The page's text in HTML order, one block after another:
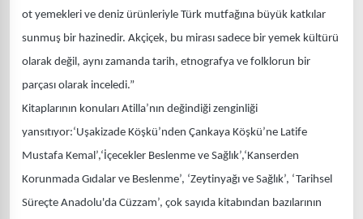
ot yemekleri ve deniz ürünleriyle Türk mutfağına büyük katkılar
sunmuş bir hazinedir. Akçiçek, bu mirası sadece bir yemek kültürü
olarak değil, aynı zamanda tarih, etnografya ve folklorun bir
parçası olarak inceledi.”
Kitaplarının konuları Atilla’nın değindiği zenginliği
yansıtıyor:‘Uşakizade Köşkü’nden Çankaya Köşkü’ne Latife
Mustafa Kemal’,‘İçecekler Beslenme ve Sağlık’,‘Kanserden
Korunmada Gıdalar ve Beslenme’, ‘Zeytinyağı ve Sağlık’, ‘Tarihsel
Süreçte Anadolu'da Cüzzam’, çok sayıda kitabından bazılarının